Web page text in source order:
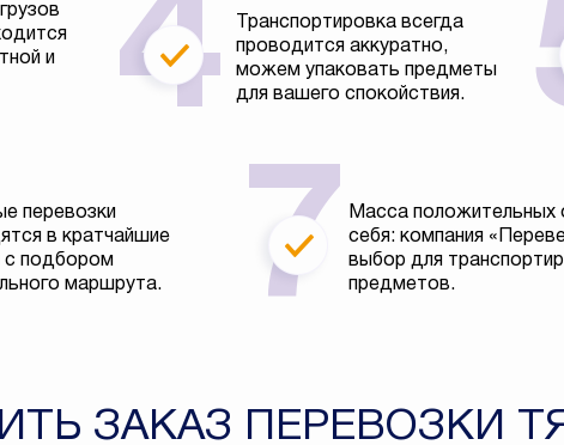
и
Транспортировка всегда
проводится аккуратно,
можем упаковать предметы
для вашего спокойствия.
перевозки
в кратчайшие
с подбором
маршрута.
Масса положительных
себя: компания
выбор для
предметов.
ЗАКАЗ ПЕРЕВОЗКИ